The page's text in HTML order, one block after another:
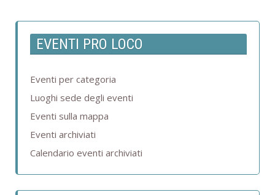
EVENTI PRO LOCO
Eventi per categoria
Luoghi sede degli eventi
Eventi sulla mappa
Eventi archiviati
Calendario eventi archiviati